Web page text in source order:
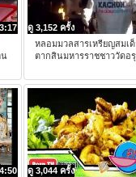
น
ดู 3,152 ครั้ง
หลอมมวลสารเหรียญสมเด็
ตากสินมหารราชชาววัดอ
ดู 3,044 ครั้ง